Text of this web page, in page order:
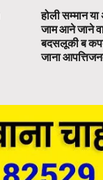
होली सम्मान
जाम आने जाने
बदसलूकी ब
जाना